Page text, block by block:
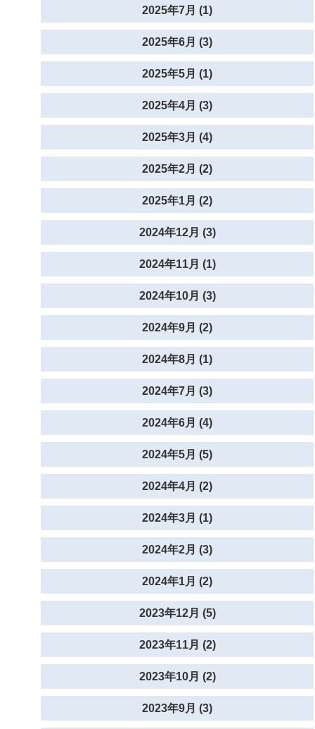
2025年7月 (1)
2025年6月 (3)
2025年5月 (1)
2025年4月 (3)
2025年3月 (4)
2025年2月 (2)
2025年1月 (2)
2024年12月 (3)
2024年11月 (1)
2024年10月 (3)
2024年9月 (2)
2024年8月 (1)
2024年7月 (3)
2024年6月 (4)
2024年5月 (5)
2024年4月 (2)
2024年3月 (1)
2024年2月 (3)
2024年1月 (2)
2023年12月 (5)
2023年11月 (2)
2023年10月 (2)
2023年9月 (3)